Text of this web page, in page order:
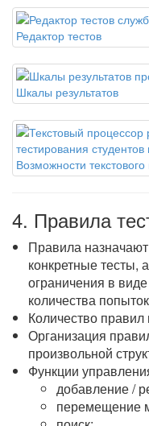
Редактор тестов
Шкалы результатов
Возможности
4. Правила
Правила
конкретные тесты,
ограничения в
количества
Количество правил
Организация
произвольной
Функции
добавление /
перемещение